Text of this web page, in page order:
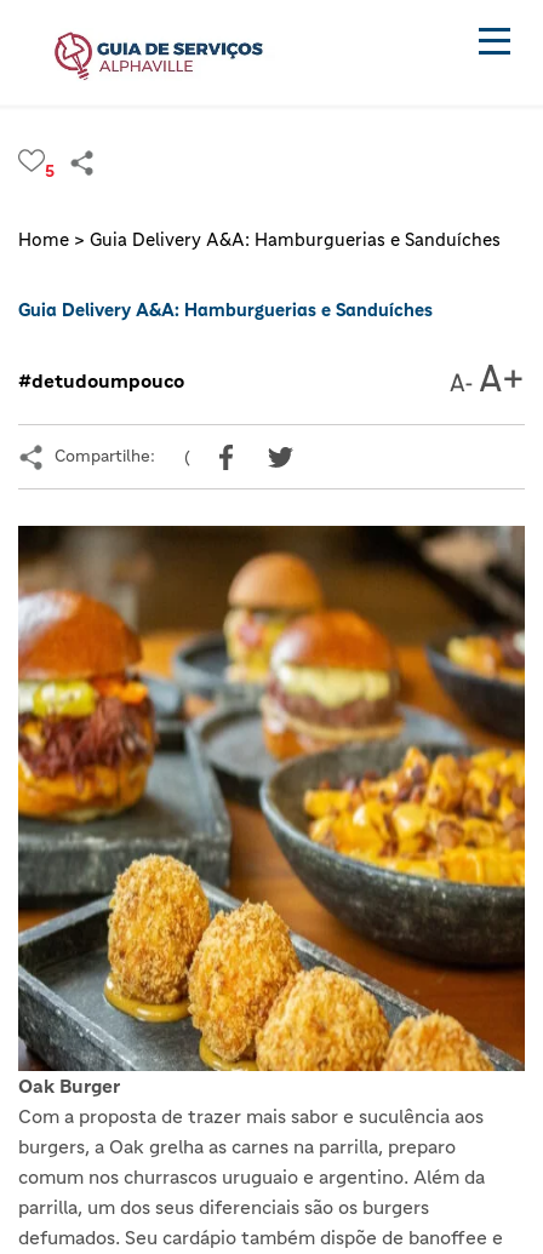
5
Home > Guia Delivery A&A: Hamburguerias e Sanduíches
Guia Delivery A&A: Hamburguerias e Sanduíches
#detudoumpouco
Compartilhe: (
Oak Burger
Com a proposta de trazer mais sabor e suculência aos
burgers, a Oak grelha as carnes na parrilla, preparo
comum nos churrascos uruguaio e argentino. Além da
parrilla, um dos seus diferenciais são os burgers
defumados. Seu cardápio também dispõe de banoffee e